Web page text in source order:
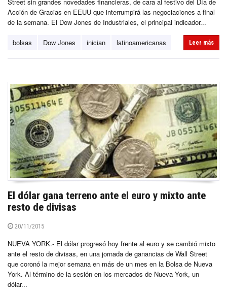
Acción de Gracias en EEUU que interrumpirá las negociaciones a final
de la semana. El Dow Jones de Industriales, el principal indicador...
bolsas Dow Jones inician latinoamericanas Leer más
El dólar gana terreno ante el euro y mixto ante
resto de divisas
20/11/2015
NUEVA YORK.- El dólar progresó hoy frente al euro y se cambió mixto
ante el resto de divisas, en una jornada de ganancias de Wall Street
que coronó la mejor semana en más de un mes en la Bolsa de Nueva
York. Al término de la sesión en los mercados de Nueva York, un
dólar...